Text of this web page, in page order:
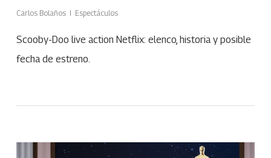
Carlos Bolaños Espectáculos
Scooby-Doo live action Netflix: elenco, historia y posible
fecha de estreno.